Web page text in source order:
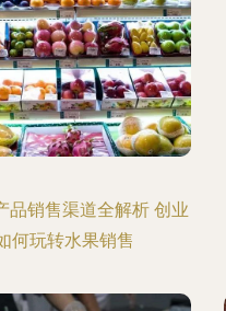
品销售渠道全解析 创业
何玩转水果销售